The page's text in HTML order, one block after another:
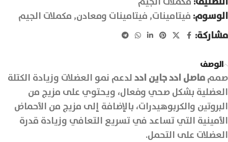
الوسوم: فيتامينات, فيتامينات ومعادن, مكملات الجيم
مشاركة:
الوصف
صممماصل ادد جاين اددلدعم نمو العضلات وزيادة الكتلة
العضلية بشكل صحي وفعال، ويحتوي على مزيج من
البروتين والكربوهيدرات، بالإضافة إلى مزيج من الأحماض
الأمينية التي تساعد في تسريع التعافي وزيادة قدرة
العضلات على التحمل.